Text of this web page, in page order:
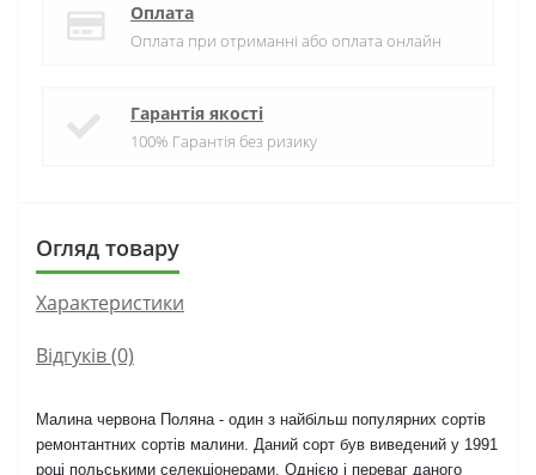
Оплата
Оплата при отриманні або оплата онлайн
Гарантія якості
100% Гарантія без ризику
Огляд товару
Характеристики
Відгуків (0)
Малина червона Поляна - один з найбільш популярних сортів
ремонтантних сортів малини. Даний сорт був виведений у 1991
році польськими селекціонерами. Однією і переваг даного